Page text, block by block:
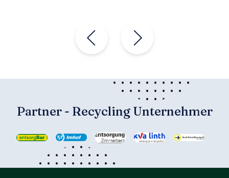
Partner - Recycling Unternehmer